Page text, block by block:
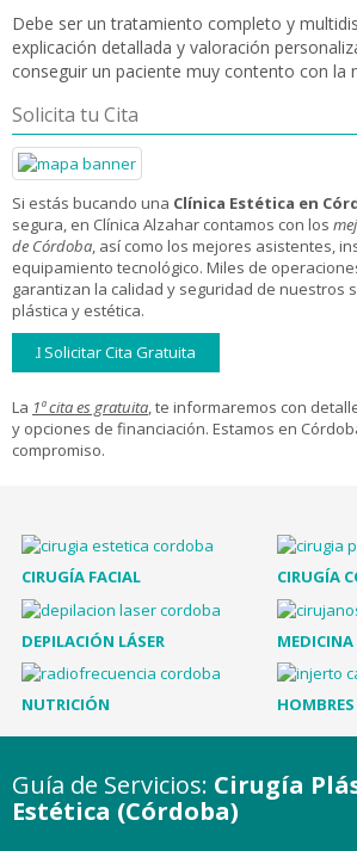
Debe ser un tratamiento completo y
explicación detallada y valoración
conseguir un paciente muy contento con la
Solicita tu Cita
Si estás bucando una Clínica Estética en
segura, en Clínica Alzahar contamos con los
de Córdoba, así como los mejores asistentes,
equipamiento tecnológico. Miles de
garantizan la calidad y seguridad de nuestros
plástica y estética.
Solicitar Cita Gratuita
La 1ª cita es gratuita, te informaremos con
y opciones de financiación. Estamos en
compromiso.
CIRUGÍA FACIAL CIRUGÍA
DEPILACIÓN LÁSER MEDICINA
NUTRICIÓN HOMBRES
Guía de Servicios: Cirugía
Estética (Córdoba)